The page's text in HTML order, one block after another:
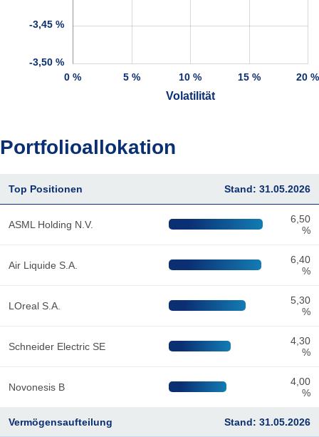
0 % 5 % 10 % 15 % 20 %
Volatilität
-3,50 %
-3,45 %
Portfolioallokation
Top Positionen Stand: 31.05.2026
ASML Holding N.V.
6,50
%
Air Liquide S.A.
6,40
%
LOreal S.A.
5,30
%
Schneider Electric SE
4,30
%
Novonesis B
4,00
%
Vermögensaufteilung Stand: 31.05.2026